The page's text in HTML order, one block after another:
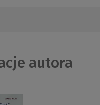
autora